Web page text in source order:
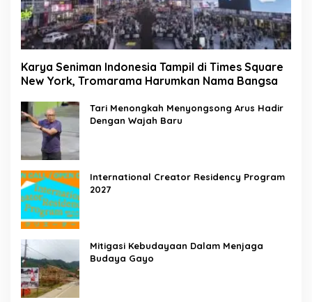
Karya Seniman Indonesia Tampil di Times Square
New York, Tromarama Harumkan Nama Bangsa
Tari Menongkah Menyongsong Arus Hadir
Dengan Wajah Baru
International Creator Residency Program
2027
Mitigasi Kebudayaan Dalam Menjaga
Budaya Gayo